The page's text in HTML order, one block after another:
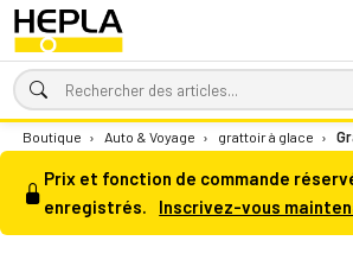
Boutique › Auto & Voyage › grattoir à glace ›
Prix et fonction de commande
enregistrés.
Inscrivez-vous